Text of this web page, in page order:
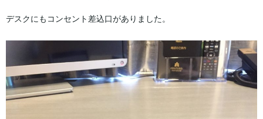
デスクにもコンセント差込口がありました。